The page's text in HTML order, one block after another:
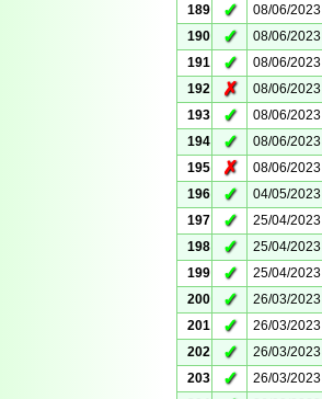
189
✓ 08/06/2023
190
✓ 08/06/2023
191
✓ 08/06/2023
192
✗ 08/06/2023
193
✓ 08/06/2023
194
✓ 08/06/2023
195
✗ 08/06/2023
196
✓ 04/05/2023
197
✓ 25/04/2023
198
✓ 25/04/2023
199
✓ 25/04/2023
200
✓ 26/03/2023
201
✓ 26/03/2023
202
✓ 26/03/2023
203
✓ 26/03/2023